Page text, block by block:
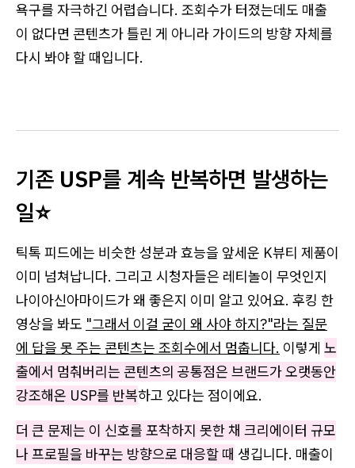
욕구를 자극하긴 어렵습니다. 조회수가 터졌는데도 매출
이 없다면 콘텐츠가 틀린 게 아니라 가이드의 방향 자체를
다시 봐야 할 때입니다.
기존 USP를 계속 반복하면 발생하는
일⭐
틱톡 피드에는 비슷한 성분과 효능을 앞세운 K뷰티 제품이
이미 넘쳐납니다. 그리고 시청자들은 레티놀이 무엇인지
나이아신아마이드가 왜 좋은지 이미 알고 있어요. 후킹 한
영상을 봐도 "그래서 이걸 굳이 왜 사야 하지?"라는 질문
에 답을 못 주는 콘텐츠는 조회수에서 멈춥니다. 이렇게 노
출에서 멈춰버리는 콘텐츠의 공통점은 브랜드가 오랫동안
강조해온 USP를 반복하고 있다는 점이에요.
더 큰 문제는 이 신호를 포착하지 못한 채 크리에이터 규모
나 프로필을 바꾸는 방향으로 대응할 때 생깁니다. 매출이